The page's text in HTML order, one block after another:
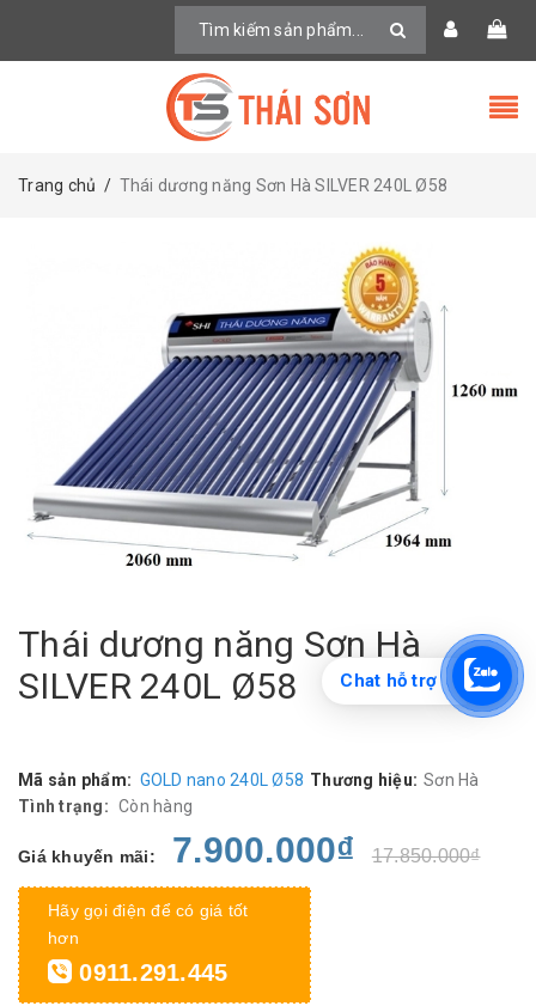
Trang chủ / Thái dương năng Sơn Hà SILVER 240L Ø58
Thái dương năng Sơn Hà
SILVER 240L Ø58
Mã sản phẩm: GOLD nano 240L Ø58 Thương hiệu: Sơn Hà
Tình trạng: Còn hàng
Giá khuyến mãi: 7.900.000₫ 17.850.000₫
Hãy gọi điện để có giá tốt
hơn
0911.291.445
Chat hỗ trợ